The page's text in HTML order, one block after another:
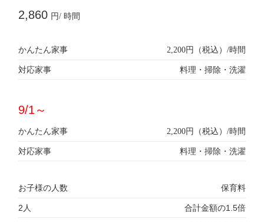
2,860 円/ 時間
かんたん家事 2,200円（税込）/時間
対応家事 料理・掃除・洗濯
9/1～
かんたん家事 2,200円（税込）/時間
対応家事 料理・掃除・洗濯
お子様の人数 保育料
2人 合計金額の1.5倍